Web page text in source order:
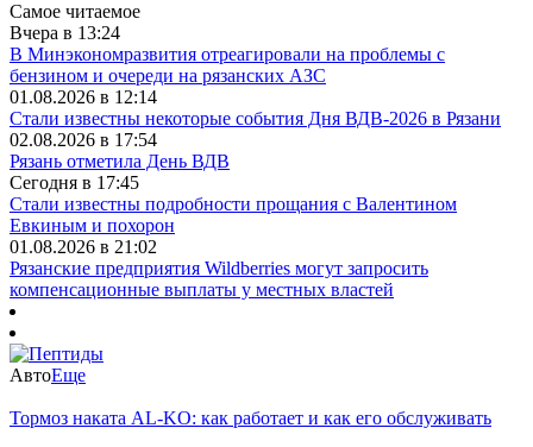
Самое читаемое
Вчера в 13:24
В Минэкономразвития отреагировали на проблемы с
бензином и очереди на рязанских АЗС
01.08.2026 в 12:14
Стали известны некоторые события Дня ВДВ-2026 в Рязани
02.08.2026 в 17:54
Рязань отметила День ВДВ
Сегодня в 17:45
Стали известны подробности прощания с Валентином
Евкиным и похорон
01.08.2026 в 21:02
Рязанские предприятия Wildberries могут запросить
компенсационные выплаты у местных властей
АвтоЕще
Тормоз наката AL-KO: как работает и как его обслуживать